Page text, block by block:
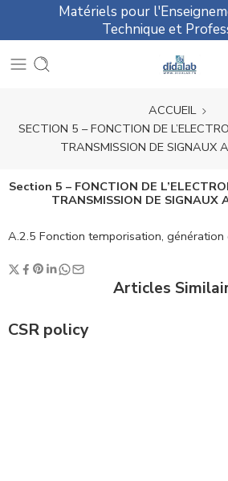
Matériels pour
Technique et
ACCUEIL
SECTION 5 – FONCTION DE
TRANSMISSION DE SIGNAUX
Section 5 – FONCTION DE
TRANSMISSION DE SIGNAUX
A.2.5 Fonction temporisation, génération
Articles
CSR policy